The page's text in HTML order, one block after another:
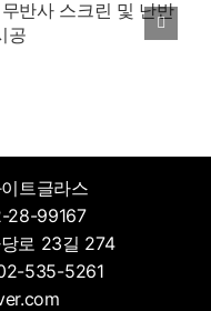
무반사 스크린유리칠
트글라스
28-99167
로 23길 274
535-5261